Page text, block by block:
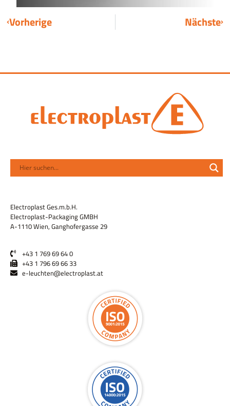
Vorherige Nächste
Electroplast Ges.m.b.H.
Electroplast-Packaging GMBH
A-1110 Wien, Ganghofergasse 29
+43 1 769 69 64 0
+43 1 796 69 66 33
e-leuchten@electroplast.at